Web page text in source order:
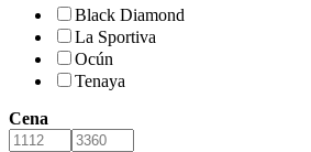
Black Diamond
La Sportiva
Ocún
Tenaya
Cena